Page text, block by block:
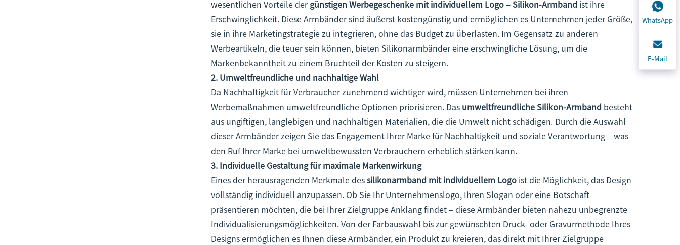
wesentlichen Vorteile dergünstigen Werbegeschenke mit individuellem Logo – Silikon-Armband ist ihre
Erschwinglichkeit. Diese Armbänder sind äußerst kostengünstig und ermöglichen es Unternehmen jeder Größe,
sie in ihre Marketingstrategie zu integrieren, ohne das Budget zu überlasten. Im Gegensatz zu anderen
Werbeartikeln, die teuer sein können, bieten Silikonarmbänder eine erschwingliche Lösung, um die
Markenbekanntheit zu einem Bruchteil der Kosten zu steigern.
2. Umweltfreundliche und nachhaltige Wahl
Da Nachhaltigkeit für Verbraucher zunehmend wichtiger wird, müssen Unternehmen bei ihren
Werbemaßnahmen umweltfreundliche Optionen priorisieren. Das umweltfreundliche Silikon-Armband besteht
aus ungiftigen, langlebigen und nachhaltigen Materialien, die die Umwelt nicht schädigen. Durch die Auswahl
dieser Armbänder zeigen Sie das Engagement Ihrer Marke für Nachhaltigkeit und soziale Verantwortung – was
den Ruf Ihrer Marke bei umweltbewussten Verbrauchern erheblich stärken kann.
3. Individuelle Gestaltung für maximale Markenwirkung
Eines der herausragenden Merkmale dessilikonarmband mit individuellem Logo ist die Möglichkeit, das Design
vollständig individuell anzupassen. Ob Sie Ihr Unternehmenslogo, Ihren Slogan oder eine Botschaft
präsentieren möchten, die bei Ihrer Zielgruppe Anklang findet – diese Armbänder bieten nahezu unbegrenzte
Individualisierungsmöglichkeiten. Von der Farbauswahl bis zur gewünschten Druck- oder Gravurmethode Ihres
Designs ermöglichen es Ihnen diese Armbänder, ein Produkt zu kreieren, das direkt mit Ihrer Zielgruppe
WhatsApp
E-Mail